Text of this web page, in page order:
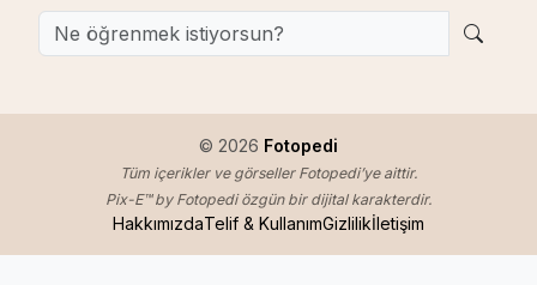
© 2026 Fotopedi
Tüm içerikler ve görseller Fotopedi’ye aittir.
Pix-E™ by Fotopedi özgün bir dijital karakterdir.
HakkımızdaTelif & KullanımGizlilikİletişim